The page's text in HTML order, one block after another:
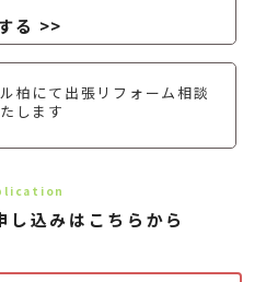
る >>
柏にて出張リフォーム相談
します
し込みはこちらから